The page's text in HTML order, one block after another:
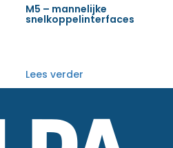
M5 – mannelijke
snelkoppelinterfaces
Lees verder